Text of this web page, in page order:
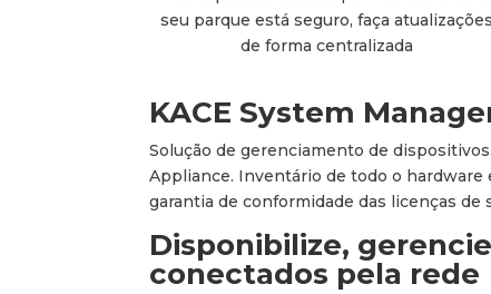
seu parque está seguro, faça atualizações
de forma centralizada
KACE System
Solução de gerenciamento de
Appliance. Inventário de todo o hardware
garantia de conformidade das licenças de
Disponibilize,
conectados pela rede